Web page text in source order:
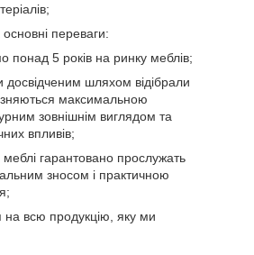
переваги:
понад 5 років на ринку меблів;
досвідченим шляхом відібрали
максимальною
зовнішнім виглядом та
впливів;
меблі гарантовано прослужать
зносом і практичною
на всю продукцію, яку ми